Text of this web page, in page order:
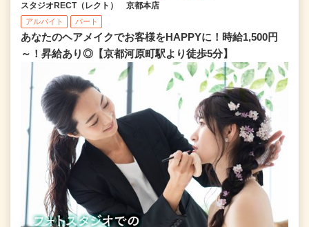
スタジオRECT（レクト） 京都本店
アルバイト パート
あなたのヘアメイクでお客様をHAPPYに！時給1,500円
～！昇給あり◎【京都河原町駅より徒歩5分】